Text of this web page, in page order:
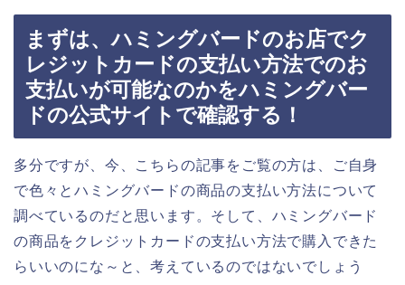
まずは、ハミングバードのお店でク
レジットカードの支払い方法でのお
支払いが可能なのかをハミングバー
ドの公式サイトで確認する！
多分ですが、今、こちらの記事をご覧の方は、ご自身
で色々とハミングバードの商品の支払い方法について
調べているのだと思います。そして、ハミングバード
の商品をクレジットカードの支払い方法で購入できた
らいいのにな～と、考えているのではないでしょう